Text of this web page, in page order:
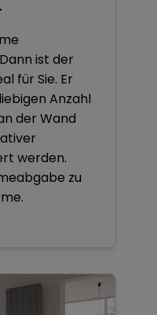
ist der
für Sie. Er
Anzahl
der Wand
werden.
zu